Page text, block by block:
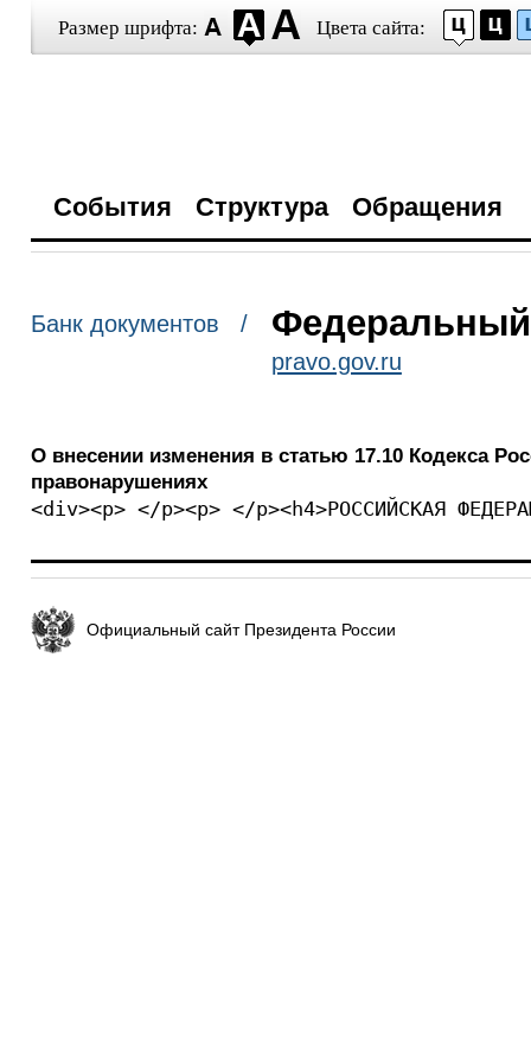
Размер шрифта: Цвета сайта:
События Структура Обращения
Банк документов / Федеральный
pravo.gov.ru
О внесении изменения в статью 17.10 Кодекса
правонарушениях
<div><p> </p><p> </p><h4>РОССИЙСКАЯ
Официальный сайт Президента России